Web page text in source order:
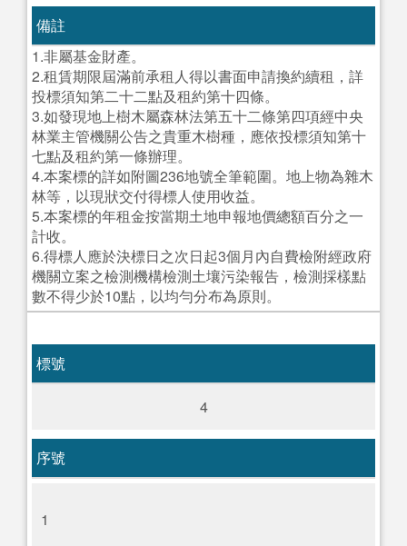
備註
1.非屬基金財產。
2.租賃期限屆滿前承租人得以書面申請換約續租，詳
投標須知第二十二點及租約第十四條。
3.如發現地上樹木屬森林法第五十二條第四項經中央
林業主管機關公告之貴重木樹種，應依投標須知第十
七點及租約第一條辦理。
4.本案標的詳如附圖236地號全筆範圍。地上物為雜木
林等，以現狀交付得標人使用收益。
5.本案標的年租金按當期土地申報地價總額百分之一
計收。
6.得標人應於決標日之次日起3個月內自費檢附經政府
機關立案之檢測機構檢測土壤污染報告，檢測採樣點
數不得少於10點，以均勻分布為原則。
標號
4
序號
1